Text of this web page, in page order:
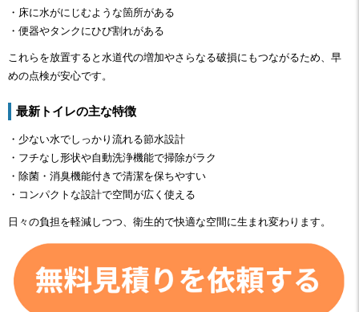
・床に水がにじむような箇所がある
・便器やタンクにひび割れがある
これらを放置すると水道代の増加やさらなる破損にもつながるため、早
めの点検が安心です。
最新トイレの主な特徴
・少ない水でしっかり流れる節水設計
・フチなし形状や自動洗浄機能で掃除がラク
・除菌・消臭機能付きで清潔を保ちやすい
・コンパクトな設計で空間が広く使える
日々の負担を軽減しつつ、衛生的で快適な空間に生まれ変わります。